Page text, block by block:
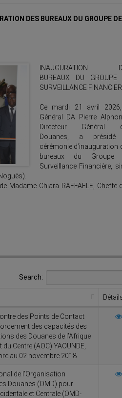
DES BUREAUX DU GROUPE DE
INAUGURATION
BUREAUX DU GROUPE
SURVEILLANCE
Ce mardi 21 avril
Général DA Pierre
Directeur Général
Douanes, a
cérémonie d’inauguration
bureaux du Groupe
Surveillance Financière,
Madame Chiara RAFFAELE, Cheffe
Search:
des Points de Contact
des capacités des
des Douanes de l’Afrique
du Centre (AOC) YAOUNDE,
au 02 novembre 2018
de l’Organisation
Douanes (OMD) pour
et Centrale (OMD-